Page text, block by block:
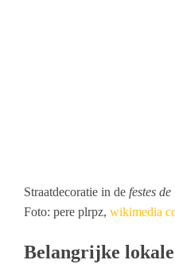
Straatdecoratie in de festes
Foto: pere plrpz, wikimedia
Belangrijke